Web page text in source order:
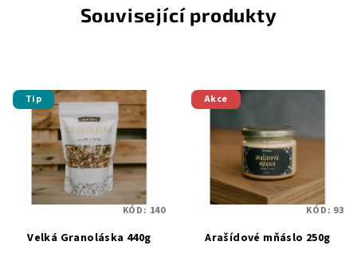
Související produkty
Tip
Velká Granoláska 440g
KÓD: 140
Akce
Arašídové mňáslo 250g
KÓD: 93